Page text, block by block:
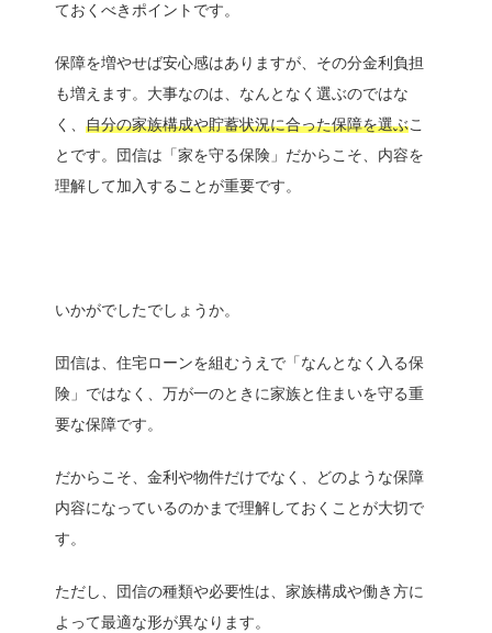
ておくべきポイントです。
保障を増やせば安心感はありますが、その分金利負担
も増えます。大事なのは、なんとなく選ぶのではな
く、 自分の家族構成や貯蓄状況に合った保障を選ぶこ
とです。団信は「家を守る保険」だからこそ、内容を
理解して加入することが重要です。
いかがでしたでしょうか。
団信は、住宅ローンを組むうえで「なんとなく入る保
険」ではなく、万が一のときに家族と住まいを守る重
要な保障です。
だからこそ、金利や物件だけでなく、どのような保障
内容になっているのかまで理解しておくことが大切で
す。
ただし、団信の種類や必要性は、家族構成や働き方に
よって最適な形が異なります。